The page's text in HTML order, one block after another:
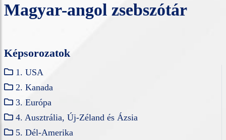
Magyar-angol zsebszótár
Képsorozatok
1. USA
2. Kanada
3. Európa
4. Ausztrália, Új-Zéland és Ázsia
5. Dél-Amerika